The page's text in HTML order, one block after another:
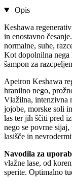
Opis
Keshawa
in enostavno
normalne, suhe,
Kot dopolnilna nega
šampon za
Apeiron Keshawa
hranilno nego,
Vlažilna, intenzivna
jojobe, morske soli
las ter jih ščiti pred
nego se povrne
lasišče in
Navodila za
vlažne lase, od
sperite. Optimalno